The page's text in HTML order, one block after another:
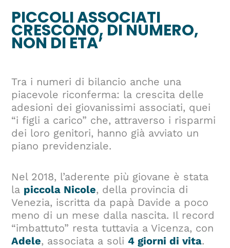
PICCOLI ASSOCIATI
CRESCONO, DI NUMERO,
NON DI ETA’
Tra i numeri di bilancio anche una
piacevole riconferma: la crescita delle
adesioni dei giovanissimi associati, quei
“i figli a carico” che, attraverso i risparmi
dei loro genitori, hanno già avviato un
piano previdenziale.
Nel 2018, l’aderente più giovane è stata
la piccola Nicole, della provincia di
Venezia, iscritta da papà Davide a poco
meno di un mese dalla nascita. Il record
“imbattuto” resta tuttavia a Vicenza, con
Adele, associata a soli4 giorni di vita.